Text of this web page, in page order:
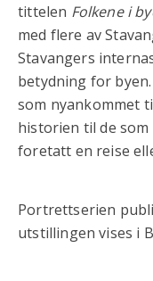
tittelen Folkene i
med flere av
Stavangers
betydning for
som nyankommet
historien til de
foretatt en reise
Portrettserien
utstillingen vises i